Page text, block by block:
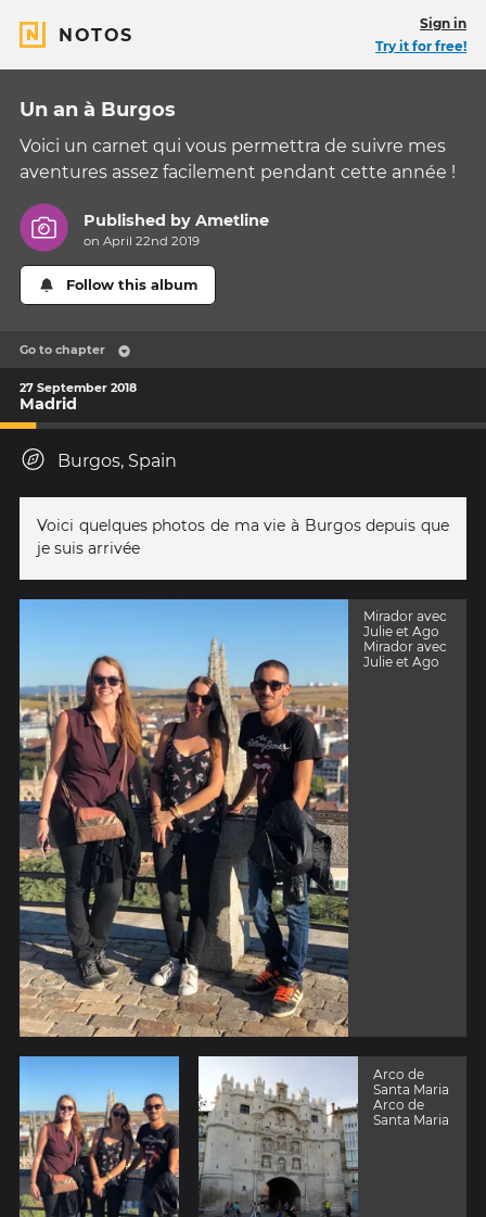
NOTOS
Sign in
Try it for free!
Un an à Burgos
Voici un carnet qui vous permettra de suivre mes
aventures assez facilement pendant cette année !
Published byAmetline
on April 22nd 2019
Follow this album
Go to chapter
27 September 2018
Madrid
Burgos, Spain
Voici quelques photos de ma vie à Burgos depuis que
je suis arrivée
Mirador avec
Julie et Ago
Mirador avec
Julie et Ago
Arco de
Santa Maria
Arco de
Santa Maria